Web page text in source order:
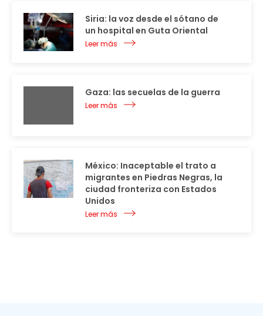
Siria: la voz desde el sótano de
un hospital en Guta Oriental
Leer más
Gaza: las secuelas de la guerra
Leer más
México: Inaceptable el trato a
migrantes en Piedras Negras, la
ciudad fronteriza con Estados
Unidos
Leer más